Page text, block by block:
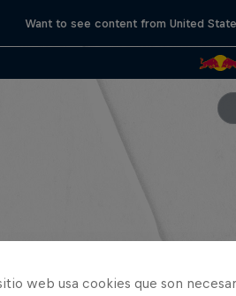
Want to see content from United
web usa cookies que son